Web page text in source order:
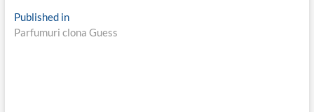
Navigare
în
Published in
Parfumuri clona Guess